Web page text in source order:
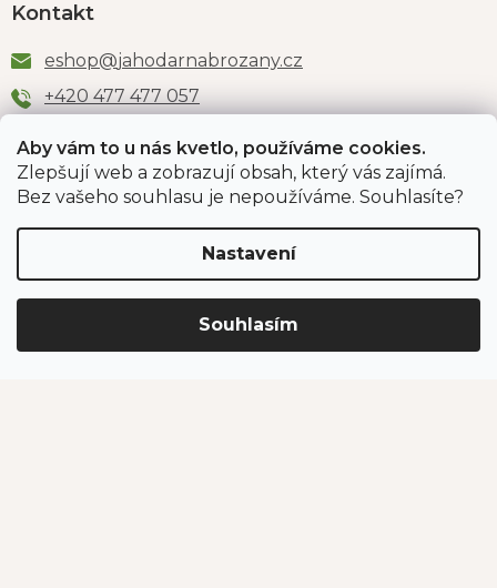
Aby vám to u nás kvetlo, používáme cookies.
Zlepšují web a zobrazují obsah, který vás zajímá.
Bez vašeho souhlasu je nepoužíváme. Souhlasíte?
Nastavení
Souhlasím
Kontakt
eshop@jahodarnabrozany.cz
+420 477 477 057
Odběr newsletteru
PŘIHLÁSIT SE